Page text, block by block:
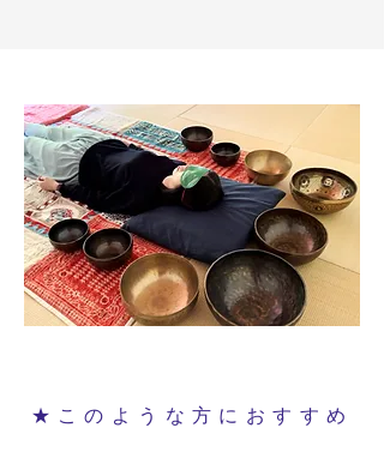
★このような方におすすめ